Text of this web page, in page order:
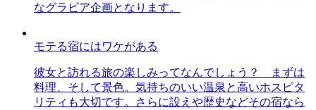
なグラビア企画となります。
モテる宿にはワケがある
彼女と訪れる旅の楽しみってなんでしょう？ まずは
料理、そして景色。気持ちのいい温泉と高いホスピタ
リティも大切です。さらに設えや歴史などその宿なら